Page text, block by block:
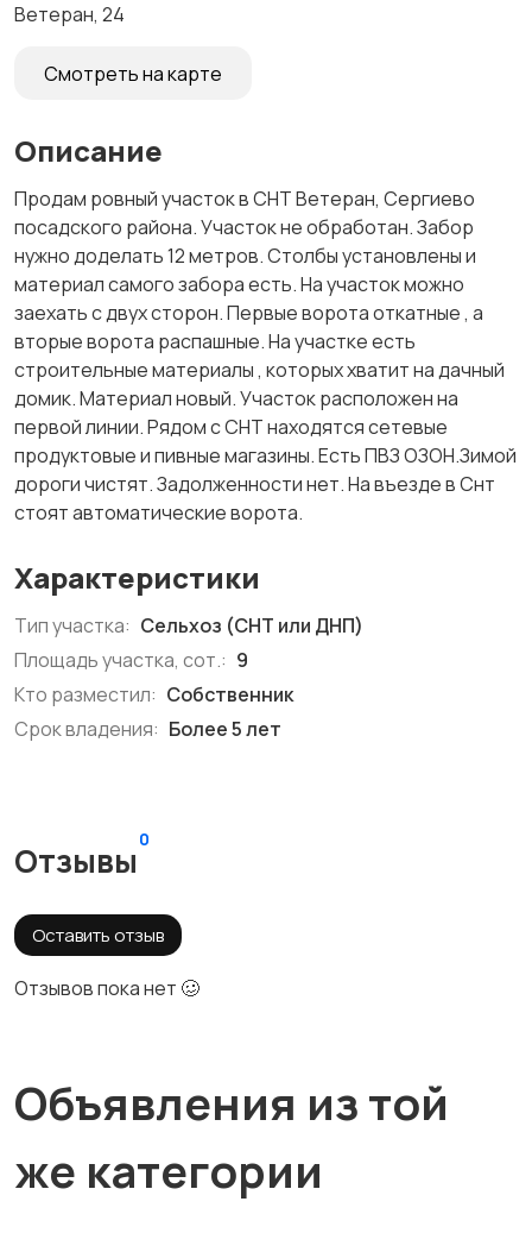
Ветеран, 24
Смотреть на карте
Описание
Продам ровный участок в СНТ Ветеран, Сергиево
посадского района. Участок не обработан. Забор
нужно доделать 12 метров. Столбы установлены и
материал самого забора есть. На участок можно
заехать с двух сторон. Первые ворота откатные , а
вторые ворота распашные. На участке есть
строительные материалы , которых хватит на дачный
домик. Материал новый. Участок расположен на
первой линии. Рядом с СНТ находятся сетевые
продуктовые и пивные магазины. Есть ПВЗ ОЗОН.Зимой
дороги чистят. Задолженности нет. На въезде в Снт
стоят автоматические ворота.
Характеристики
Тип участка: Сельхоз (СНТ или ДНП)
Площадь участка, сот.: 9
Кто разместил: Собственник
Срок владения: Более 5 лет
Отзывы
0
Оставить отзыв
Отзывов пока нет 🥴
Объявления из той
же категории